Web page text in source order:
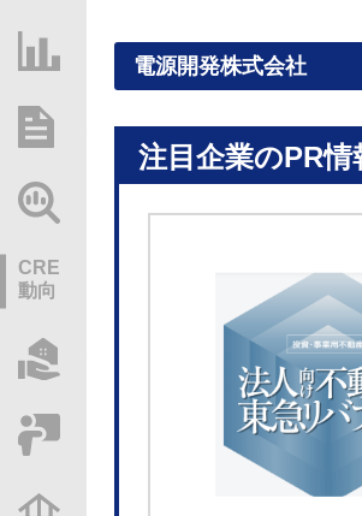
IRストレージ
総研レポート・分析
CRE
動向
電源開発株式会社
注目企業のPR情